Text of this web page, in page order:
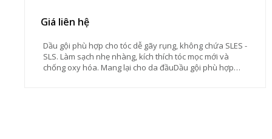
Giá liên hệ
Dầu gội phù hợp cho tóc dễ gãy rụng, không chứa SLES -
SLS. Làm sạch nhẹ nhàng, kích thích tóc mọc mới và
chống oxy hóa. Mang lại cho da đầuDầu gội phù hợp